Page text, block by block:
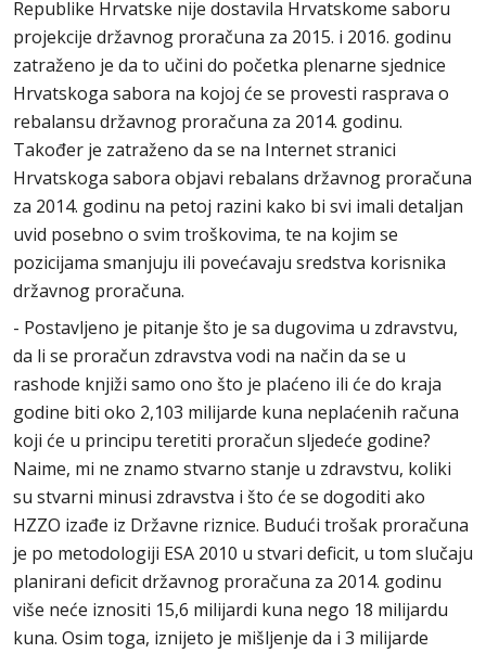
Republike Hrvatske nije dostavila Hrvatskome saboru
projekcije državnog proračuna za 2015. i 2016. godinu
zatraženo je da to učini do početka plenarne sjednice
Hrvatskoga sabora na kojoj će se provesti rasprava o
rebalansu državnog proračuna za 2014. godinu.
Također je zatraženo da se na Internet stranici
Hrvatskoga sabora objavi rebalans državnog proračuna
za 2014. godinu na petoj razini kako bi svi imali detaljan
uvid posebno o svim troškovima, te na kojim se
pozicijama smanjuju ili povećavaju sredstva korisnika
državnog proračuna.
- Postavljeno je pitanje što je sa dugovima u zdravstvu,
da li se proračun zdravstva vodi na način da se u
rashode knjiži samo ono što je plaćeno ili će do kraja
godine biti oko 2,103 milijarde kuna neplaćenih računa
koji će u principu teretiti proračun sljedeće godine?
Naime, mi ne znamo stvarno stanje u zdravstvu, koliki
su stvarni minusi zdravstva i što će se dogoditi ako
HZZO izađe iz Državne riznice. Budući trošak proračuna
je po metodologiji ESA 2010 u stvari deficit, u tom slučaju
planirani deficit državnog proračuna za 2014. godinu
više neće iznositi 15,6 milijardi kuna nego 18 milijardu
kuna. Osim toga, iznijeto je mišljenje da i 3 milijarde